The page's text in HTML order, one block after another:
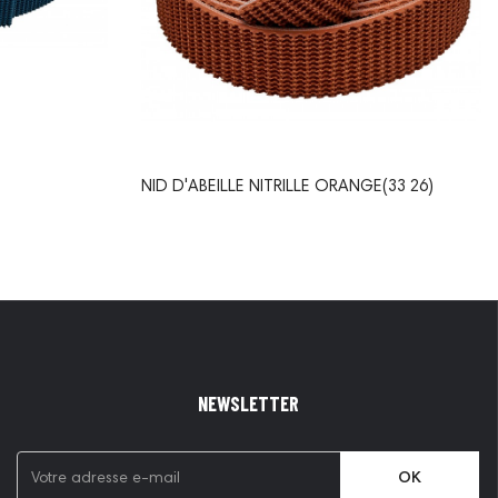
NID D'ABEILLE NITRILLE ORANGE(33 26)
NEWSLETTER
OK